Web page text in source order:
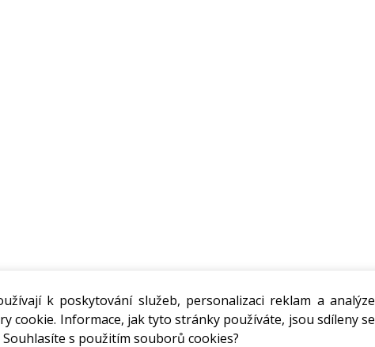
k poskytování služeb, personalizaci reklam a analýze
cookie. Informace, jak tyto stránky používáte, jsou sdíleny se
s použitím souborů cookies?